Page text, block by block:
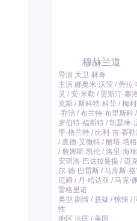
穆赫兰道
导演 大卫·林奇
主演 娜奥米·沃茨 / 劳拉·
灵 / 安·米勒 / 贾斯汀·塞
克斯 / 斯科特·科菲 / 梅
·乔治 / 布兰特·布里斯科 /
罗伯特·福斯特 / 凯瑟琳·
李·格兰特 / 比利·雷·赛
/ 查德·艾微特 / 丽塔·塔
/ 詹姆斯·凯伦 / 洛里·海
安琪洛·巴达拉曼提 / 迈
尔·德·巴雷斯 / 马库斯·
厄姆 / 丹·哈达亚 / 马克·
雷格里诺
类型 剧情 / 悬疑 / 惊悚 /
性
地区 法国 / 美国